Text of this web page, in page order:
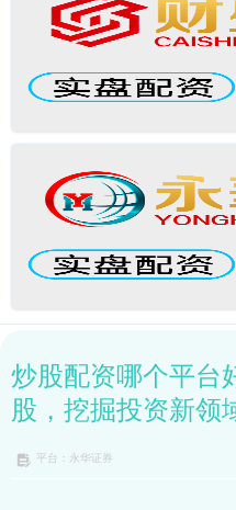
炒股配资哪个平台
股，挖掘投资新领
平台：永华证券